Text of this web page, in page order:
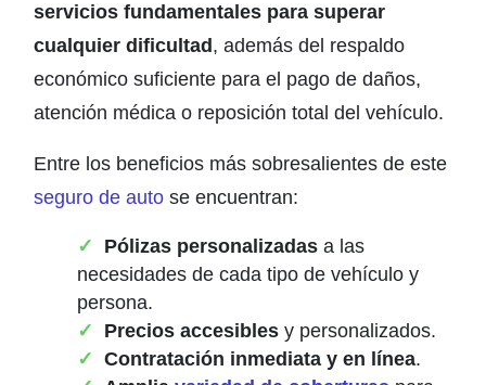
servicios fundamentales para superar
cualquier dificultad , además del respaldo
económico suficiente para el pago de daños,
atención médica o reposición total del vehículo.
Entre los beneficios más sobresalientes de este
seguro de auto se encuentran:
Pólizas personalizadas a las
necesidades de cada tipo de vehículo y
persona.
Precios accesibles y personalizados.
Contratación inmediata y en línea.